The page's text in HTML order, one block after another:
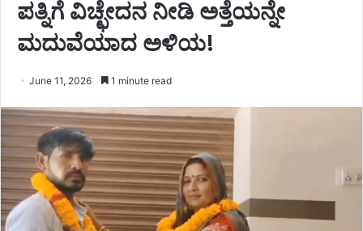
ಪತ್ನಿಗೆ ವಿಚ್ಛೇದನ ನೀಡಿ ಅತ್ತೆಯನ್ನೇ
ಮದುವೆಯಾದ ಅಳಿಯ!
June 11, 2026 1 minute read